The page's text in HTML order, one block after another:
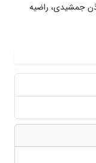
جمشیدی، راضیه